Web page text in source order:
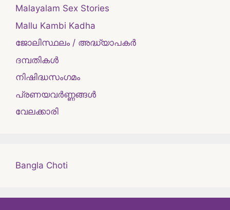
Malayalam Sex Stories
Mallu Kambi Kadha
ജോലിസ്ഥലം / അദ്ധ്യാപകർ
ദമ്പതികള്‍
നിഷിദ്ധസംഗമം
പ്രണയവർണ്ണങ്ങൾ
വേലക്കാരി
Bangla Choti